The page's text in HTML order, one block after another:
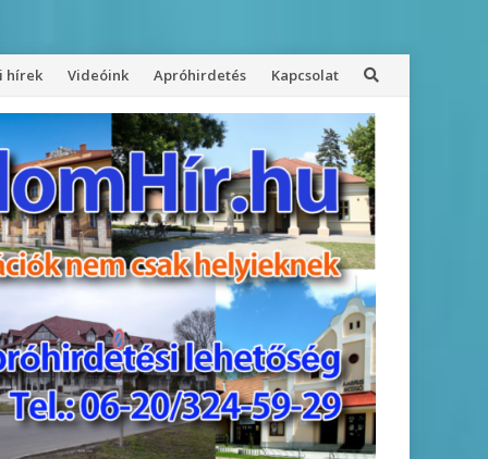
hírek Videóink Apróhirdetés Kapcsolat